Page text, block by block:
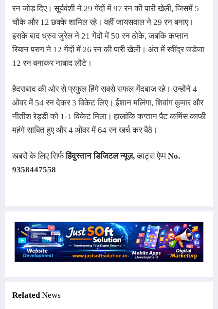
रन जोड़ दिए। सूर्यवंशी ने 29 गेंदों में 97 रन की पारी खेली, जिसमें 5
चौके और 12 छक्के शामिल रहे। वहीं जायसवाल ने 29 रन बनाए।
इसके बाद ध्रुव जुरेल ने 21 गेंदों में 50 रन ठोके, जबकि कप्तान
रियान पराग ने 12 गेंदों में 26 रन की पारी खेली। अंत में रवींद्र जडेजा
12 रन बनाकर नाबाद लौटे।
हैदराबाद की ओर से प्रफुल हिंगे सबसे सफल गेंदबाज रहे। उन्होंने 4
ओवर में 54 रन देकर 3 विकेट लिए। ईशान मलिंगा, शिवांग कुमार और
नीतीश रेड्डी को 1-1 विकेट मिला। हालांकि कप्तान पैट कमिंस काफी
महंगे साबित हुए और 4 ओवर में 64 रन खर्च कर बैठे।
खबरों के लिए सिर्फ हिंदुस्तान डिजिटल न्यूज़,व्हाट्स ऐप्प No.
9358447558
RelatedNews